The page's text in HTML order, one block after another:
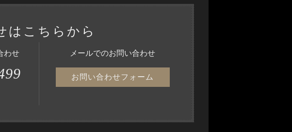
はこちらから
わせ メールでのお問い合わせ
お問い合わせフォーム